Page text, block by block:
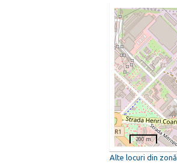
200 m
Alte locuri din zonă